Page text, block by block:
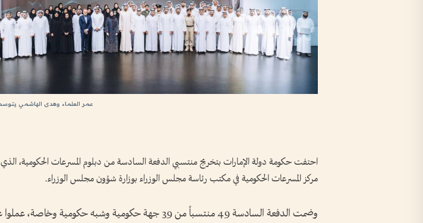
عمر العلماء وهدى الهاشمي
احتفت حكومة دولة الإمارات بتخريج منتسبي الدفعة السادسة من دبلوم المسرعات الحكومية،
مركز المسرعات الحكومية في مكتب رئاسة مجلس الوزراء بوزارة شؤون مجلس الوزراء.
وضمت الدفعة السادسة 49 منتسباً من 39 جهة حكومية وشبه حكومية وخاصة،